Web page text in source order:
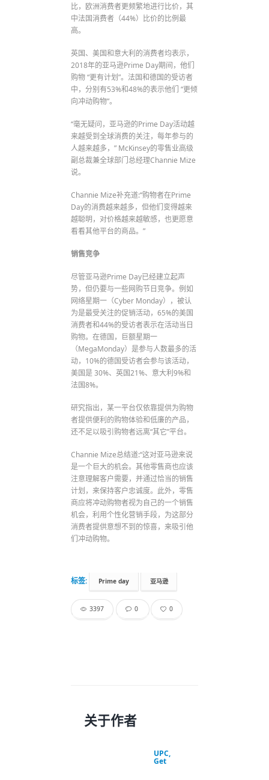
比，欧洲消费者更频繁地进行比价，其
中法国消费者（44%）比价的比例最
高。
英国、美国和意大利的消费者均表示，
2018年的亚马逊Prime Day期间，他们
购物 “更有计划”。法国和德国的受访者
中，分别有53%和48%的表示他们 “更倾
向冲动购物”。
“毫无疑问，亚马逊的Prime Day活动越
来越受到全球消费的关注，每年参与的
人越来越多，” McKinsey的零售业高级
副总裁兼全球部门总经理Channie Mize
说。
Channie Mize补充道:“购物者在Prime
Day的消费越来越多，但他们变得越来
越聪明，对价格越来越敏感，也更愿意
看看其他平台的商品。”
销售竞争
尽管亚马逊Prime Day已经建立起声
势，但仍要与一些网购节日竞争。例如
网络星期一（Cyber Monday），被认
为是最受关注的促销活动，65%的美国
消费者和44%的受访者表示在活动当日
购物。在德国，巨额星期一
（MegaMonday）是参与人数最多的活
动，10%的德国受访者会参与该活动，
美国是 30%、英国21%、意大利9%和
法国8%。
研究指出，某一平台仅依靠提供为购物
者提供便利的购物体验和低廉的产品，
还不足以吸引购物者远离“其它”平台。
Channie Mize总结道:“这对亚马逊来说
是一个巨大的机会。其他零售商也应该
注意理解客户需要，并通过恰当的销售
计划，来保持客户忠诚度。此外，零售
商应将冲动购物者视为自己的一个销售
机会，利用个性化营销手段，为这部分
消费者提供意想不到的惊喜，来吸引他
们冲动购物。
标签: Prime day 亚马逊
3397 0 0
关于作者
UPC,
Get